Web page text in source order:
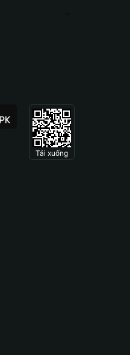
Tải xuống